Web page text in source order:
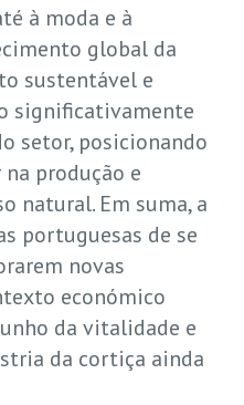
à moda e à
global da
sustentável e
significativamente
setor, posicionando
produção e
natural. Em suma, a
portuguesas de se
novas
económico
da vitalidade e
da cortiça ainda